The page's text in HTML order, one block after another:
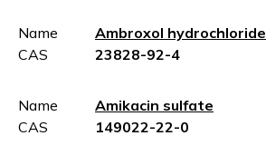
Name
Ambroxol hydrochloride
CAS
23828-92-4
Name
Amikacin sulfate
CAS
149022-22-0